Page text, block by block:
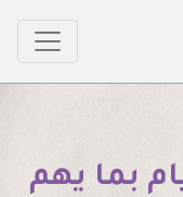
بما يهم